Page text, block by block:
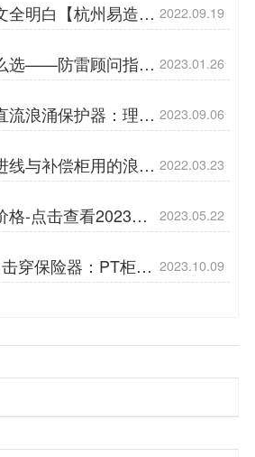
明白【杭州易造】 2022.09.19
选——防雷顾问指导
…
2023.01.26
流浪涌保护器：理解
造防雷…
2023.09.06
线与补偿柜用的浪涌
【杭州易造】…
2022.03.23
格-点击查看2023最
雷…
2023.05.22
穿保险器：PT柜的 2023.10.09